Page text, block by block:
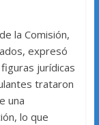
la Comisión,
expresó
jurídicas
trataron
una
lo que